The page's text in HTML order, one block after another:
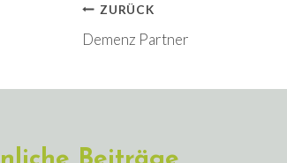
ZURÜCK
Demenz Partner